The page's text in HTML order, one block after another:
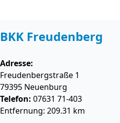
BKK Freudenberg
Adresse:
Freudenbergstraße 1
79395 Neuenburg
Telefon: 07631 71-403
Entfernung: 209.31 km